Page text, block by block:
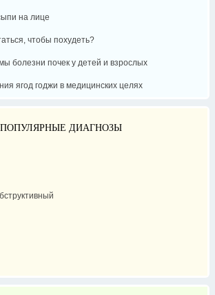
на лице
чтобы похудеть?
болезни почек у детей и взрослых
ягод годжи в медицинских целях
ПОПУЛЯРНЫЕ ДИАГНОЗЫ